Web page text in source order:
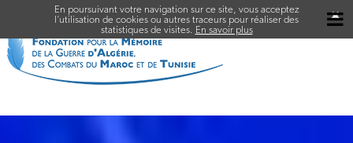
En poursuivant votre navigation sur ce site, vous acceptez
l’utilisation de cookies ou autres traceurs pour réaliser des
statistiques de visites. En savoir plus
✖